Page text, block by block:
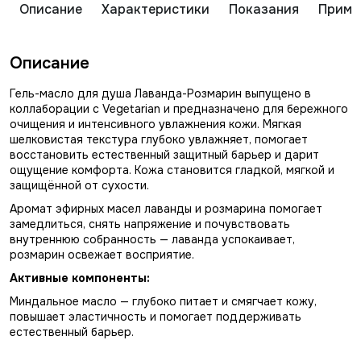
Описание Характеристики Показания
Описание
Гель-масло для душа Лаванда-Розмарин выпущено в
коллаборации с Vegetarian и предназначено для бережного
очищения и интенсивного увлажнения кожи. Мягкая
шелковистая текстура глубоко увлажняет, помогает
восстановить естественный защитный барьер и дарит
ощущение комфорта. Кожа становится гладкой, мягкой и
защищённой от сухости.
Аромат эфирных масел лаванды и розмарина помогает
замедлиться, снять напряжение и почувствовать
внутреннюю собранность — лаванда успокаивает,
розмарин освежает восприятие.
Активные компоненты:
Миндальное масло — глубоко питает и смягчает кожу,
повышает эластичность и помогает поддерживать
естественный барьер.